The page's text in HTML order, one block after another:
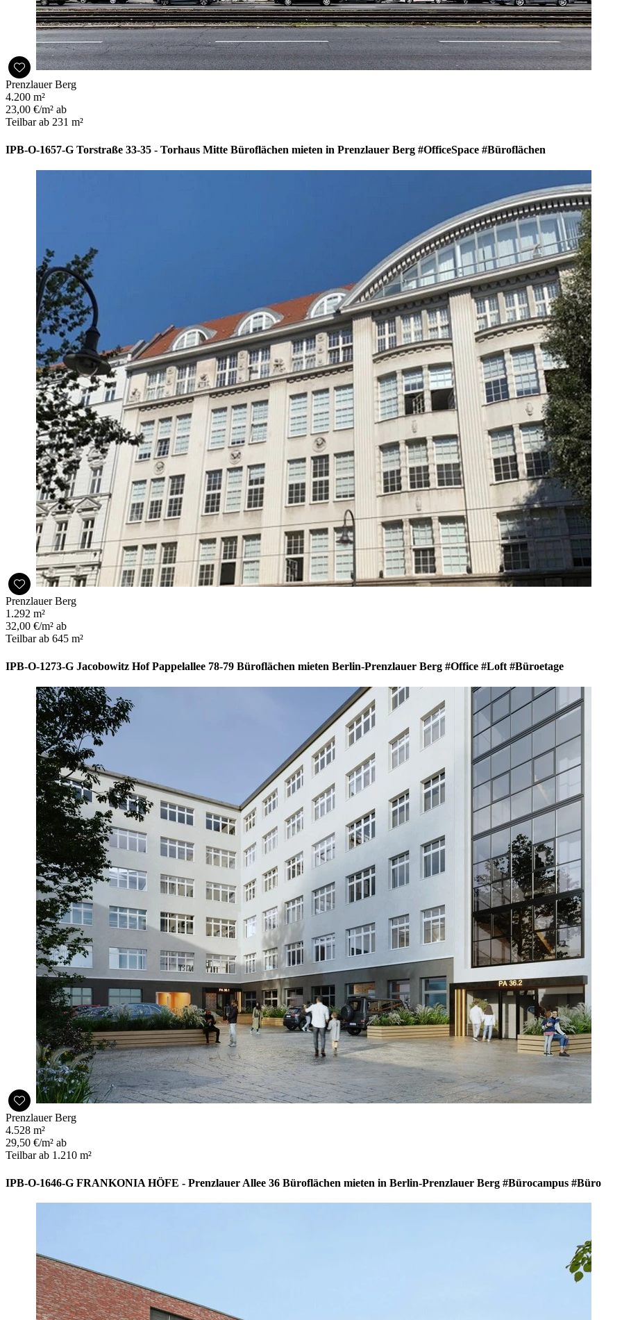
Prenzlauer Berg
4.200 m²
23,00 €/m² ab
Teilbar ab 231 m²
IPB-O-1657-G Torstraße 33-35 - Torhaus Mitte Büroflächen mieten in Prenzlauer Berg #OfficeSpace #Büroflächen
Prenzlauer Berg
1.292 m²
32,00 €/m² ab
Teilbar ab 645 m²
IPB-O-1273-G Jacobowitz Hof Pappelallee 78-79 Büroflächen mieten Berlin-Prenzlauer Berg #Office #Loft #Büroetage
Prenzlauer Berg
4.528 m²
29,50 €/m² ab
Teilbar ab 1.210 m²
IPB-O-1646-G FRANKONIA HÖFE - Prenzlauer Allee 36 Büroflächen mieten in Berlin-Prenzlauer Berg #Bürocampus #Büro